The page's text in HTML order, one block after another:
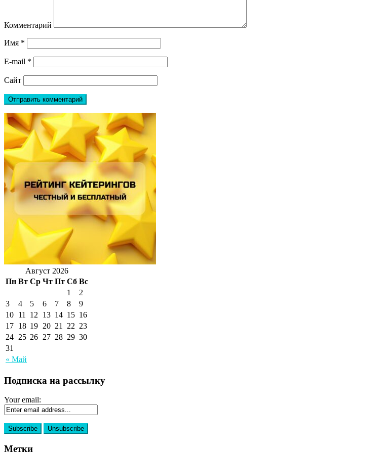
Комментарий
Имя *
E-mail *
Сайт
Август 2026
Пн Вт Ср Чт Пт Сб Вс
« Май
1
2
3
4 5 6 7 8
9
10 11 12 13 14 15 16
17 18 19 20 21 22 23
24 25 26 27 28 29 30
31
Подписка на рассылку
Your email:
Метки